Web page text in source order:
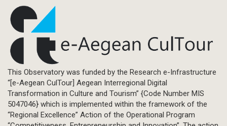
This Observatory was funded by the Research e-Infrastructure
“[e-Aegean CulTour] Aegean Interregional Digital
Transformation in Culture and Tourism” {Code Number MIS
5047046} which is implemented within the framework of the
“Regional Excellence” Action of the Operational Program